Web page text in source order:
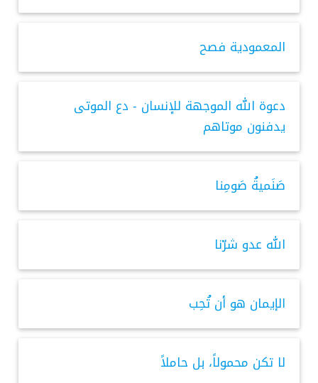
المعمودية فصح
دعوة الله الموجهة للإنسان - دع الموتى
يدفنون موتاهم
صَنَميةُ صَومِنا
الله عدو شرّنا
الإيمان هو أن تُحِب
لا تكن محمولاً، بل حاملاً